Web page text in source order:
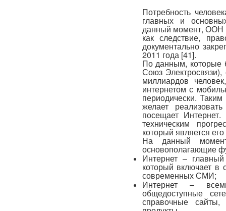
Потребность
главных и
данный момент, ООН
как следствие,
документально
2011 года [41].
По данным,
Союз
миллиардов
интернетом с
периодически.
желает
посещает
техническим
который является
На данный
основополагающие
Интернет –
который включает в
современных СМИ;
Интернет –
общедоступные
справочные